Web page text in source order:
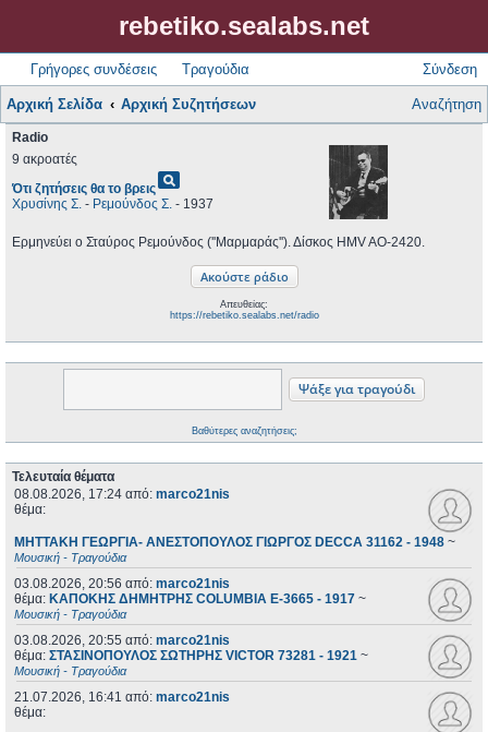
rebetiko.sealabs.net
Γρήγορες συνδέσεις Τραγούδια Σύνδεση
Αρχική Σελίδα Αρχική Συζητήσεων Αναζήτηση
Radio
9 ακροατές
Ότι ζητήσεις θα το βρειςpageview
Χρυσίνης Σ. - Ρεμούνδος Σ. - 1937
Ερμηνεύει ο Σταύρος Ρεμούνδος (''Μαρμαράς''). Δίσκος HMV AO-2420.
Απευθείας:
https://rebetiko.sealabs.net/radio
Βαθύτερες αναζητήσεις;
Τελευταία θέματα
08.08.2026, 17:24 από: marco21nis
θέμα:
ΜΗΤΤΑΚΗ ΓΕΩΡΓΙΑ- ΑΝΕΣΤΟΠΟΥΛΟΣ ΓΙΩΡΓΟΣ DECCA 31162 - 1948 ~
Μουσική - Τραγούδια
03.08.2026, 20:56 από: marco21nis
θέμα: ΚΑΠΟΚΗΣ ΔΗΜΗΤΡΗΣ COLUMBIA E-3665 - 1917 ~
Μουσική - Τραγούδια
03.08.2026, 20:55 από: marco21nis
θέμα: ΣΤΑΣΙΝΟΠΟΥΛΟΣ ΣΩΤΗΡΗΣ VICTOR 73281 - 1921 ~
Μουσική - Τραγούδια
21.07.2026, 16:41 από: marco21nis
θέμα: